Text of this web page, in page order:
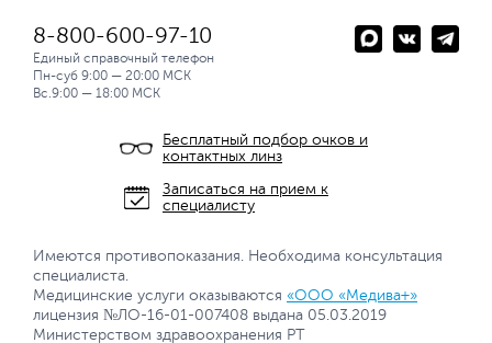
8-800-600-97-10
Единый справочный телефон
Пн-суб 9:00 — 20:00 МСК
Вс.9:00 — 18:00 МСК
Бесплатный подбор очков и
контактных линз
Записаться на прием к
специалисту
Имеются противопоказания. Необходима консультация
специалиста.
Медицинские услуги оказываются «ООО «Медива+»
лицензия №ЛО-16-01-007408 выдана 05.03.2019
Министерством здравоохранения РТ